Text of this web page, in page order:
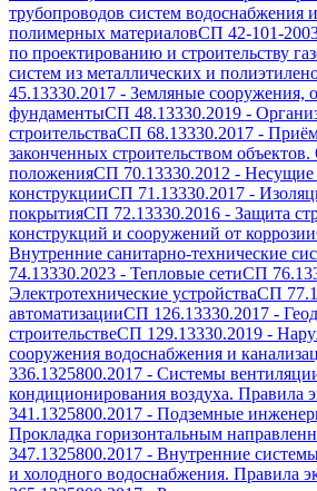
трубопроводов систем водоснабжения
полимерных материаловСП 42-101-
по проектированию и строительству
систем из металлических и
45.13330.2017 - Земляные сооружения,
фундаментыСП 48.13330.2019 -
строительстваСП 68.13330.2017 -
законченных строительством
положенияСП 70.13330.2012 -
конструкцииСП 71.13330.2017 -
покрытияСП 72.13330.2016 - Защита
конструкций и сооружений от коррозии
Внутренние санитарно-технические
74.13330.2023 - Тепловые сетиСП
Электротехнические устройстваСП
автоматизацииСП 126.13330.2017 -
строительствеСП 129.13330.2019 -
сооружения водоснабжения и
336.1325800.2017 - Системы
кондиционирования воздуха. Правила
341.1325800.2017 - Подземные
Прокладка горизонтальным
347.1325800.2017 - Внутренние
и холодного водоснабжения. Правила